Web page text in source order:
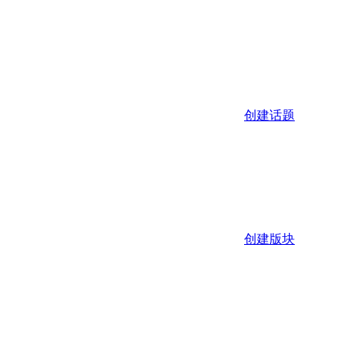
创建话题
创建版块